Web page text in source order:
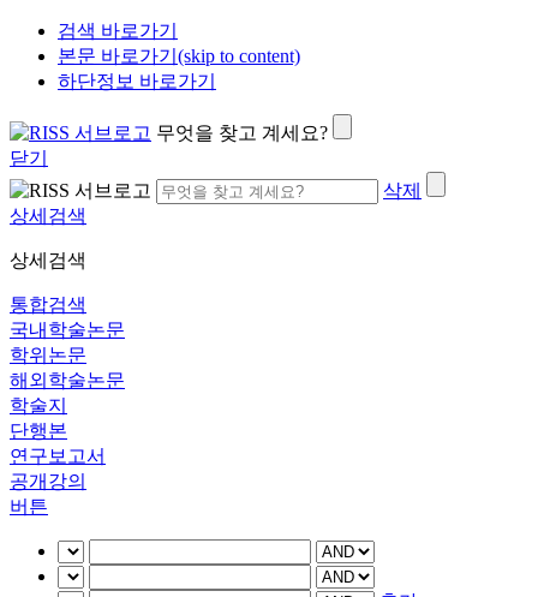
검색 바로가기
본문 바로가기(skip to content)
하단정보 바로가기
무엇을 찾고 계세요?
닫기
삭제
상세검색
상세검색
통합검색
국내학술논문
학위논문
해외학술논문
학술지
단행본
연구보고서
공개강의
버튼